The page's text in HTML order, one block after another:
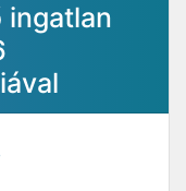
ingatlan